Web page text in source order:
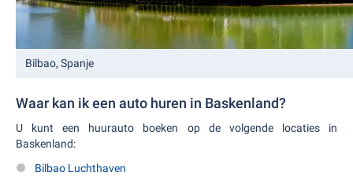
Bilbao, Spanje
Waar kan ik een auto huren in Baskenland?
U kunt een huurauto boeken op de volgende locaties in
Baskenland:
Bilbao Luchthaven